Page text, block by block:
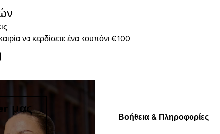
να κερδίσετε ένα κουπόνι €100.
μας
Βοήθεια & Πληροφορίες